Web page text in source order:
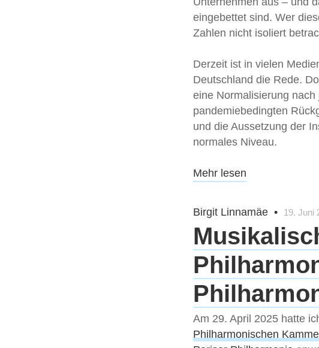
eingebettet sind. Wer
Zahlen nicht isoliert
Derzeit ist in vielen
Deutschland die Rede.
eine Normalisierung
pandemiebedingten
und die Aussetzung der
normales Niveau.
Mehr lesen
Birgit Linnamäe • 19. Juni
Am 29. April 2025 hatte
Philharmonischen